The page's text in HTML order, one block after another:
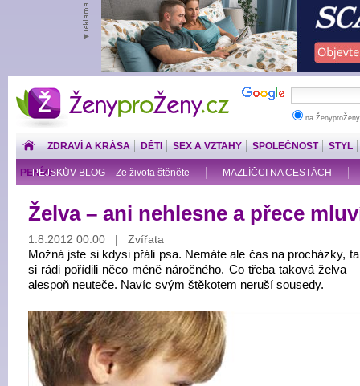
ŽenyproŽeny.cz
na
ZDRAVÍ A KRÁSA DĚTI SEX A VZTAHY SPOLEČNOST STYL
PEJSKŮV BLOG – Ze života štěněte MAZLÍČCI NA CESTÁCH
PENÍZE
Želva – ani nehlesne a přece
1.8.2012 00:00 | Zvířata
Možná jste si kdysi přáli psa. Nemáte ale čas na procházky,
si rádi pořídili něco méně náročného. Co třeba taková želva
alespoň neuteče. Navíc svým štěkotem neruší sousedy.